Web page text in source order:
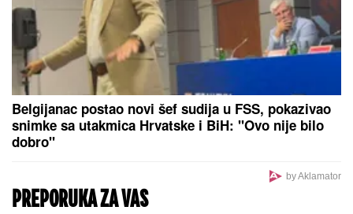
Belgijanac postao novi šef sudija u FSS, pokazivao
snimke sa utakmica Hrvatske i BiH: "Ovo nije bilo
dobro"
by Aklamator
PREPORUKA ZA VAS